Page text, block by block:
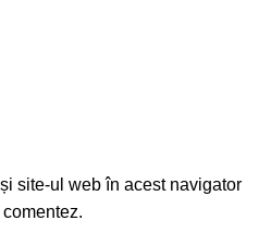
site-ul web în acest navigator